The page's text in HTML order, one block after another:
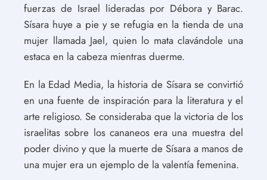
fuerzas de Israel lideradas por Débora y Barac.
Sísara huye a pie y se refugia en la tienda de una
mujer llamada Jael, quien lo mata clavándole una
estaca en la cabeza mientras duerme.
En la Edad Media, la historia de Sísara se convirtió
en una fuente de inspiración para la literatura y el
arte religioso. Se consideraba que la victoria de los
israelitas sobre los cananeos era una muestra del
poder divino y que la muerte de Sísara a manos de
una mujer era un ejemplo de la valentía femenina.